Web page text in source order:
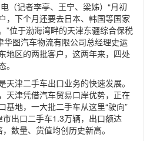
（记者李亭、王宁、梁姊）“月初
，下个月还要去日本、韩国等国家
”位于渤海湾畔的天津东疆综合保税
华图汽车物流有限公司总经理史运
地区的两批客户，这两年来，四处
天津二手车出口业务的快速发展。
天津凭借汽车贸易口岸优势，正在
基地，一大批二手车从这里“驶向”
出口二手车1.3万辆，出口额达
数量、货值均创历史新高。